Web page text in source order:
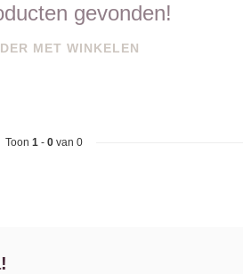
gevonden!
MET WINKELEN
Toon 1- 0van 0